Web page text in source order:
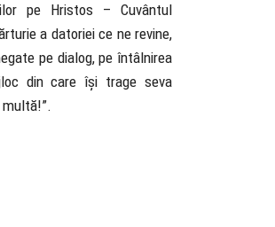
pe Hristos – Cuvântul
a datoriei ce ne revine,
pe dialog, pe întâlnirea
din care își trage seva